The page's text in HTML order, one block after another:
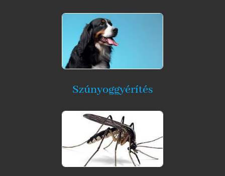
Szúnyoggyérítés